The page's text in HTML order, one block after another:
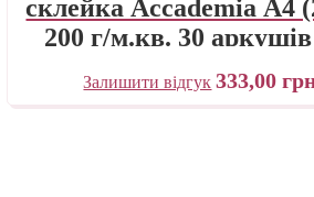
склейка Accademia А4
200 г/м.кв. 30
Італія
Залишити відгук 333,00